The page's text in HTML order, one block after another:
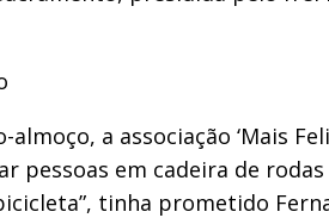
a associação ‘Mais
pessoas em cadeira de
tinha prometido